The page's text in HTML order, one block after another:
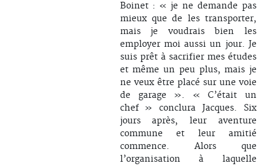
Boinet : « je ne demande pas
mieux que de les transporter,
mais je voudrais bien les
employer moi aussi un jour. Je
suis prêt à sacrifier mes études
et même un peu plus, mais je
ne veux être placé sur une voie
de garage ». « C’était un
chef » conclura Jacques. Six
jours après, leur aventure
commune et leur amitié
commence. Alors que
l’organisation à laquelle